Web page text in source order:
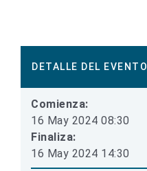
DETALLE DEL EVENTO
Comienza:
16 May 2024 08:30
Finaliza:
16 May 2024 14:30